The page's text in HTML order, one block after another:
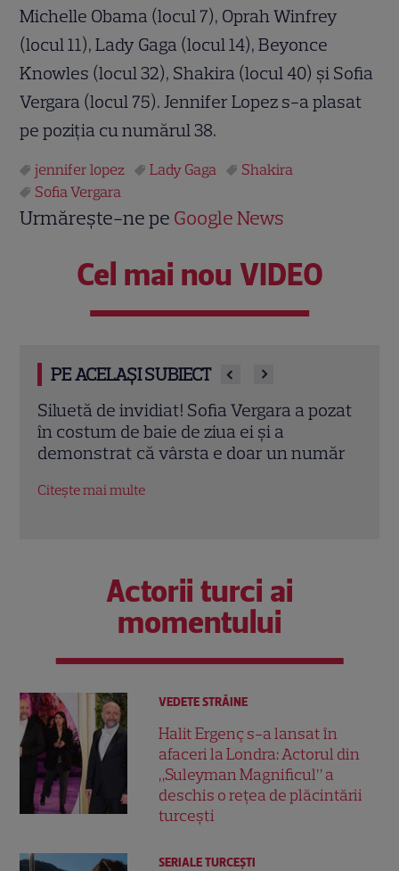
Michelle Obama (locul 7), Oprah Winfrey
(locul 11), Lady Gaga (locul 14), Beyonce
Knowles (locul 32), Shakira (locul 40) şi Sofia
Vergara (locul 75). Jennifer Lopez s-a plasat
pe poziţia cu numărul 38.
jennifer lopez Lady Gaga
Shakira
Sofia Vergara
Urmărește-ne pe Google News
Cel mai nou VIDEO
PE ACELAȘI SUBIECT
Jennifer Lopez, acuzată de o totală lipsă
de maniere! Ce a putut să poarte vedeta
la finala de la Wimbledon
Citește mai multe
Actorii turci ai
momentului
VEDETE STRĂINE
Halit Ergenç s-a lansat în
afaceri la Londra: Actorul din
„Suleyman Magnificul” a
deschis o rețea de plăcintării
turcești
SERIALE TURCEŞTI